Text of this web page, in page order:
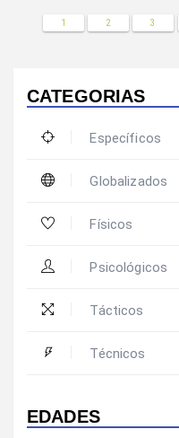
1 2 3
CATEGORIAS
Específicos
Globalizados
Físicos
Psicológicos
Tácticos
Técnicos
EDADES